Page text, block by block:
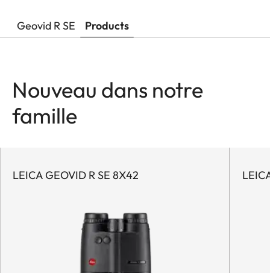
Geovid R SE Products
Nouveau dans notre
famille
LEICA GEOVID R SE 8X42